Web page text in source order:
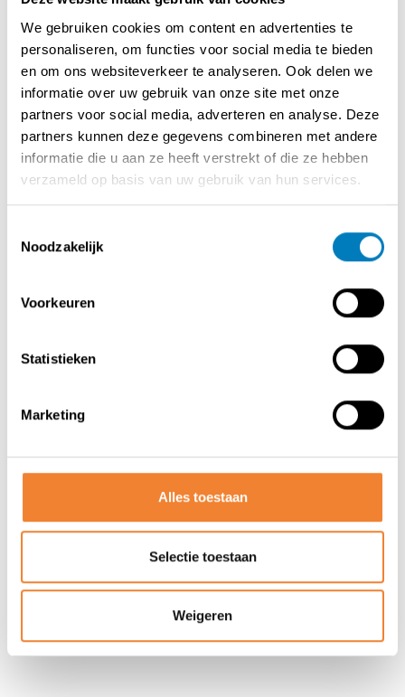
We gebruiken cookies om content en advertenties te
personaliseren, om functies voor social media te bieden
en om ons websiteverkeer te analyseren. Ook delen we
informatie over uw gebruik van onze site met onze
partners voor social media, adverteren en analyse. Deze
partners kunnen deze gegevens combineren met andere
informatie die u aan ze heeft verstrekt of die ze hebben
verzameld op basis van uw gebruik van hun services.
Noodzakelijk
Voorkeuren
Statistieken
Marketing
Alles toestaan
Selectie toestaan
Weigeren
personen
✅ Oppervlakte: ±50 m²
✅ Volledig vernieuwde keuken met nieuwe tegels,
apparatuur en sanitair
✅ Toplocatie: Op 20 m van een grote parkeerplaats aan
het station
✅ Vast klantenbestand opgebouwd in 4 jaar
Ben jij de gedreven ondernemer die deze zaak naar een
Neem contact op voor meer info en een bezichtiging!
Lijkt dit je een goede basis, of wil je nog iets aanpassen?